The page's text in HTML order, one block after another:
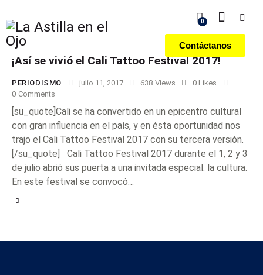
0
Contáctanos
¡Así se vivió el Cali Tattoo Festival 2017!
PERIODISMO julio 11, 2017 638 Views 0 Likes
0 Comments
[su_quote]Cali se ha convertido en un epicentro cultural
con gran influencia en el país, y en ésta oportunidad nos
trajo el Cali Tattoo Festival 2017 con su tercera versión.
[/su_quote] Cali Tattoo Festival 2017 durante el 1, 2 y 3
de julio abrió sus puerta a una invitada especial: la cultura.
En este festival se convocó…